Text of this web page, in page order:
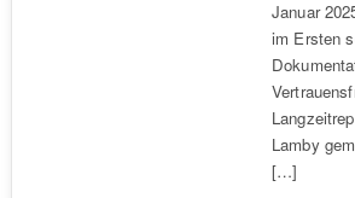
Januar
im Ersten
Lamby
[…]